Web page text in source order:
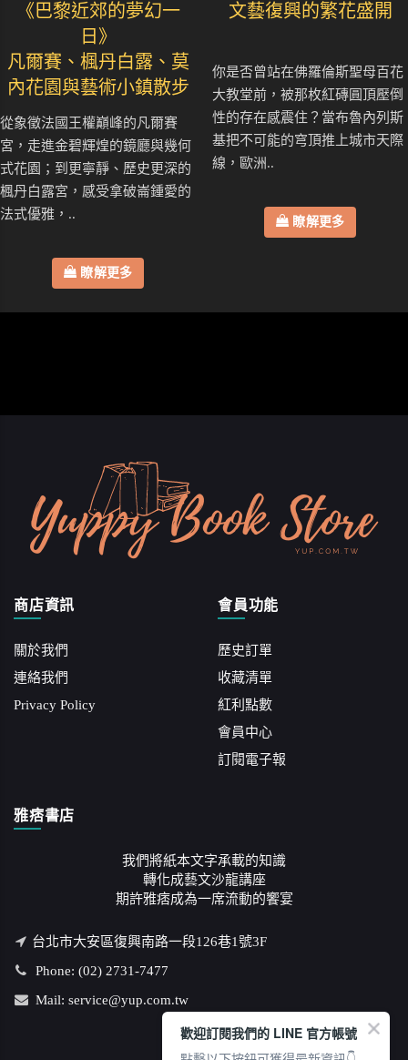
《巴黎近郊的夢幻一
日》
凡爾賽、楓丹白露、莫
內花園與藝術小鎮散步
從象徵法國王權巔峰的凡爾賽
宮，走進金碧輝煌的鏡廳與幾何
式花園；到更寧靜、歷史更深的
楓丹白露宮，感受拿破崙鍾愛的
法式優雅，..
瞭解更多
文藝復興的繁花盛開
你是否曾站在佛羅倫斯聖母百花
大教堂前，被那枚紅磚圓頂壓倒
性的存在感震住？當布魯內列斯
基把不可能的穹頂推上城市天際
線，歐洲..
瞭解更多
商店資訊
關於我們
連絡我們
Privacy Policy
會員功能
歷史訂單
收藏清單
紅利點數
會員中心
訂閱電子報
雅痞書店
我們將紙本文字承載的知識
轉化成藝文沙龍講座
期許雅痞成為一席流動的饗宴
台北市大安區復興南路一段126巷1號3F
Phone: (02) 2731-7477
Mail: service@yup.com.tw
歡迎訂閱我們的 LINE 官方帳號